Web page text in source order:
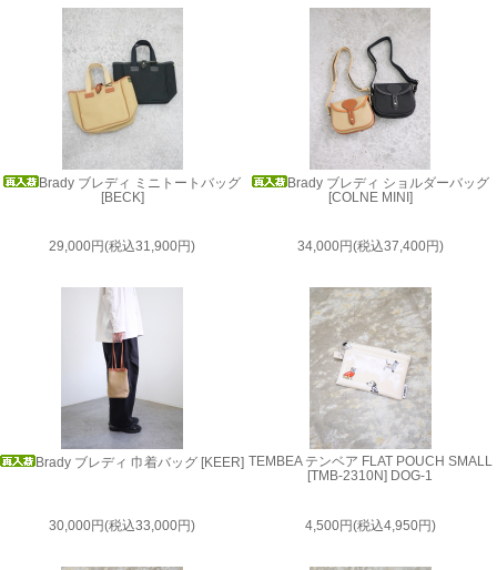
Brady ブレディ ミニトートバッグ
[BECK]
29,000円(税込31,900円)
Brady ブレディ ショルダーバッグ
[COLNE MINI]
34,000円(税込37,400円)
Brady ブレディ 巾着バッグ [KEER]
30,000円(税込33,000円)
TEMBEA テンベア FLAT POUCH SMALL
[TMB-2310N] DOG-1
4,500円(税込4,950円)